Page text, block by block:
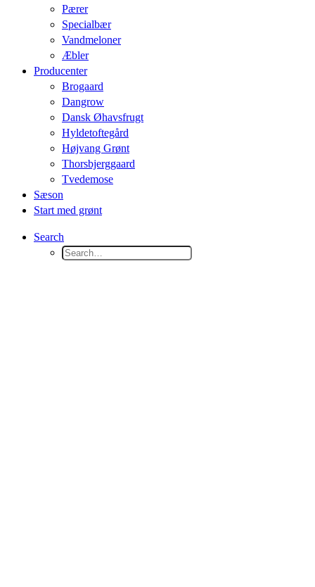
Pærer
Specialbær
Vandmeloner
Æbler
Producenter
Brogaard
Dangrow
Dansk Øhavsfrugt
Hyldetoftegård
Højvang Grønt
Thorsbjerggaard
Tvedemose
Sæson
Start med grønt
Search